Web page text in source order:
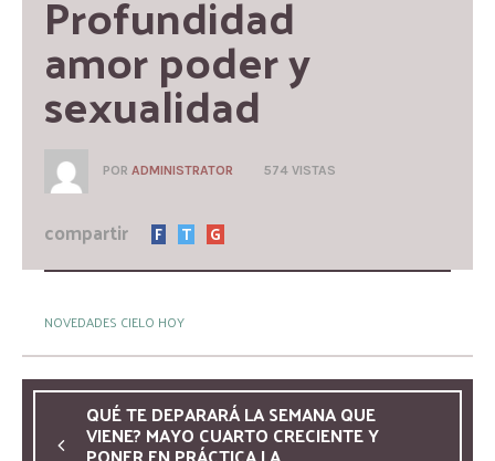
Profundidad
amor poder y
sexualidad
POR ADMINISTRATOR 574 VISTAS
compartir F T G
NOVEDADES CIELO HOY
QUÉ TE DEPARARÁ LA SEMANA QUE
VIENE? MAYO CUARTO CRECIENTE Y